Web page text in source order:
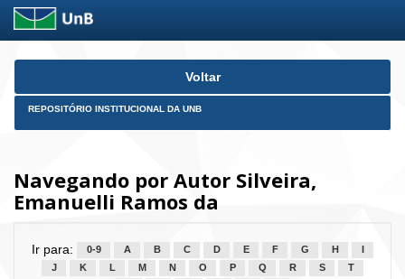
Skip
Voltar
REPOSITÓRIO INSTITUCIONAL DA UNB
Navegando por Autor Silveira,
Emanuelli Ramos da
Ir para: 0-9 A B C D E F G H
J
K L M N O P Q R S
T